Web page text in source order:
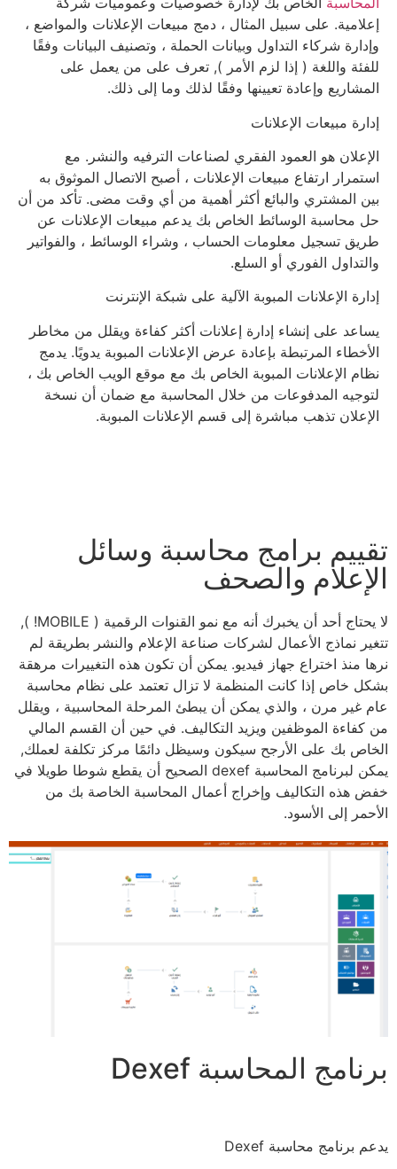
إعلامية. على سبيل المثال ، دمج مبيعات الإعلانات والمواضع ،
وإدارة شركاء التداول وبيانات الحملة ، وتصنيف البيانات وفقًا
للفئة واللغة ( إذا لزم الأمر ), تعرف على من يعمل على
المشاريع وإعادة تعيينها وفقًا لذلك وما إلى ذلك.
إدارة مبيعات الإعلانات
الإعلان هو العمود الفقري لصناعات الترفيه والنشر. مع
استمرار ارتفاع مبيعات الإعلانات ، أصبح الاتصال الموثوق به
بين المشتري والبائع أكثر أهمية من أي وقت مضى. تأكد من أن
حل محاسبة الوسائط الخاص بك يدعم مبيعات الإعلانات عن
طريق تسجيل معلومات الحساب ، وشراء الوسائط ، والفواتير
والتداول الفوري أو السلع.
إدارة الإعلانات المبوبة الآلية على شبكة الإنترنت
يساعد على إنشاء إدارة إعلانات أكثر كفاءة ويقلل من مخاطر
الأخطاء المرتبطة بإعادة عرض الإعلانات المبوبة يدويًا. يدمج
نظام الإعلانات المبوبة الخاص بك مع موقع الويب الخاص بك ،
لتوجيه المدفوعات من خلال المحاسبة مع ضمان أن نسخة
الإعلان تذهب مباشرة إلى قسم الإعلانات المبوبة.
تقييم برامج محاسبة وسائل
الإعلام والصحف
لا يحتاج أحد أن يخبرك أنه مع نمو القنوات الرقمية ( MOBILE! ),
تتغير نماذج الأعمال لشركات صناعة الإعلام والنشر بطريقة لم
نرها منذ اختراع جهاز فيديو. يمكن أن تكون هذه التغييرات مرهقة
بشكل خاص إذا كانت المنظمة لا تزال تعتمد على نظام محاسبة
عام غير مرن ، والذي يمكن أن يبطئ المرحلة المحاسبية ، ويقلل
من كفاءة الموظفين ويزيد التكاليف. في حين أن القسم المالي
الخاص بك على الأرجح سيكون وسيظل دائمًا مركز تكلفة لعملك,
يمكن لبرنامج المحاسبة dexef الصحيح أن يقطع شوطا طويلا في
خفض هذه التكاليف وإخراج أعمال المحاسبة الخاصة بك من
الأحمر إلى الأسود.
برنامج المحاسبة Dexef
يدعم برنامج محاسبة Dexef